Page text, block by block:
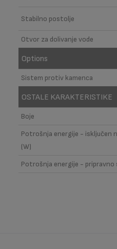
Stabilno postolje
Otvor za dolivanje vode
Options
Sistem protiv kamenca
OSTALE KARAKTERISTIKE
Boje
Potrošnja energije - isključen
(W)
Potrošnja energije - pripravno